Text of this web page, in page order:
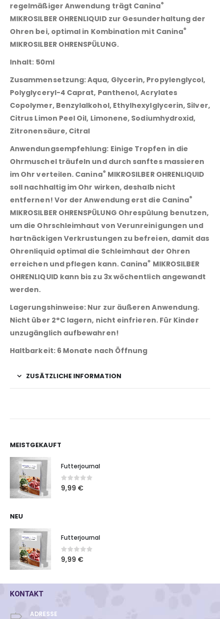
regelmäßiger Anwendung trägt Canina®
MIKROSILBER OHRENLIQUID zur Gesunderhaltung der
Ohren bei, optimal in Kombination mit Canina®
MIKROSILBER OHRENSPÜLUNG.
Inhalt: 50ml
Zusammensetzung:Aqua, Glycerin, Propylenglycol,
Polyglyceryl-4 Caprat, Panthenol, Acrylates
Copolymer, Benzylalkohol, Ethylhexylglycerin, Silver,
Citrus Limon Peel Oil, Limonene, Sodiumhydroxid,
Zitronensäure, Citral
Anwendungsempfehlung: Einige Tropfen in die
Ohrmuschel träufeln und durch sanftes massieren
im Ohr verteilen. Canina® MIKROSILBER OHRENLIQUID
soll nachhaltig im Ohr wirken, deshalb nicht
entfernen! Vor der Anwendung erst die Canina®
MIKROSILBER OHRENSPÜLUNG Ohrespülung benutzen,
um die Ohrschleimhaut von Verunreinigungen und
hartnäckigen Verkrustungen zu befreien, damit das
Ohrenliquid optimal die Schleimhaut der Ohren
erreichen und pflegen kann. Canina® MIKROSILBER
OHRENLIQUID kann bis zu 3x wöchentlich angewandt
werden.
Lagerungshinweise: Nur zur äußeren Anwendung.
Nicht über 2°C lagern, nicht einfrieren. Für Kinder
unzugänglich aufbewahren!
Haltbarkeit:6 Monate nach Öffnung
ZUSÄTZLICHE INFORMATION
MEISTGEKAUFT
Futterjournal
0 out of 5
9,99 €
NEU
Futterjournal
0 out of 5
9,99 €
KONTAKT
ADRESSE